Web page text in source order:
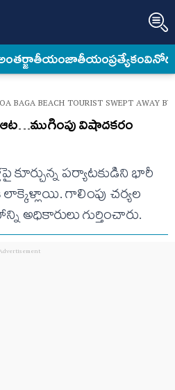
జాతీయంప్రత్యేకం
BAGA BEACH TOURIST SWEPT AWAY
విషాదకరం
పర్యాటకుడిని భారీ
గాలింపు చర్యల
అధికారులు గుర్తించారు.